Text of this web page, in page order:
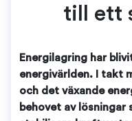
till ett
Energilagring har
energivärlden. I takt
och det växande
behovet av lösningar